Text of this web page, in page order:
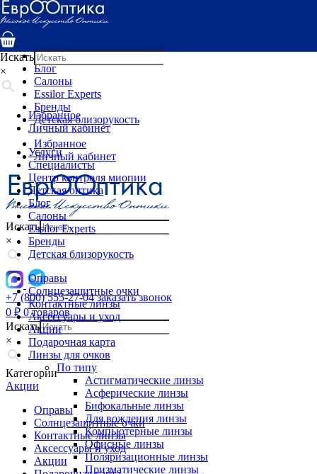
Услуги
Специалисты
Детская оптика
Блог
Салоны
Essilor Experts
Бренды
Детская близорукость
Избранное
Личный кабинет
Искать
×
+7 (800) 555-27-04 заказать звонок
0 ₽ 0 товаров
Искать
×
Категории
Акции
Оправы
Солнцезащитные очки
Контактные линзы
Аксессуары и уход
Акции
Искать
×
Избранное
Личный кабинет
Услуги
Специалисты
Центр контроля миопии
Детская оптика
Блог
Салоны
Essilor Experts
Бренды
Детская близорукость
Оправы
Солнцезащитные очки
Контактные линзы
Аксессуары и уход
Акции
Подарочная карта
Линзы для очков
По типу
Астигматические линзы
Асферические линзы
Бифокальные линзы
Для вождения линзы
Компьютерные линзы
Офисные линзы
Поляризационные линзы
Призматические линзы